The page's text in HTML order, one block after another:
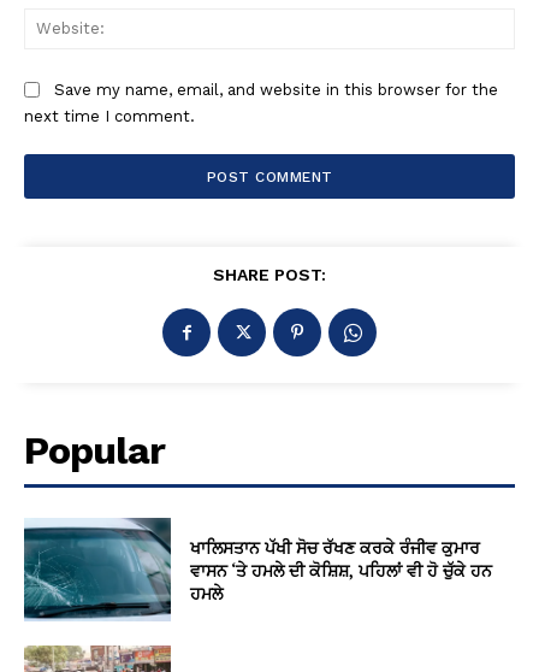
Save my name, email, and website in this browser for the
next time I comment.
SHARE POST:
Popular
ਖਾਲਿਸਤਾਨ ਪੱਖੀ ਸੋਚ ਰੱਖਣ ਕਰਕੇ ਰੰਜੀਵ ਕੁਮਾਰ
ਵਾਸਨ ‘ਤੇ ਹਮਲੇ ਦੀ ਕੋਸ਼ਿਸ਼, ਪਹਿਲਾਂ ਵੀ ਹੋ ਚੁੱਕੇ ਹਨ
ਹਮਲੇ